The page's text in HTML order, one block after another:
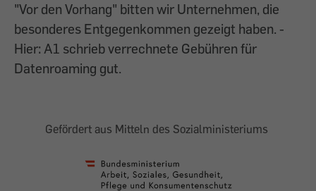
"Vor den Vorhang" bitten wir Unternehmen, die
besonderes Entgegenkommen gezeigt haben. -
Hier: A1 schrieb verrechnete Gebühren für
Datenroaming gut.
Gefördert aus Mitteln des Sozialministeriums